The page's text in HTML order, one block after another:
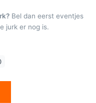
Bel dan eerst eventjes
jurk er nog is.